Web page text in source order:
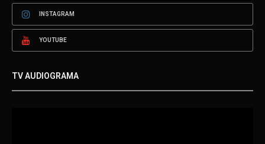
INSTAGRAM
YOUTUBE
TV AUDIOGRAMA